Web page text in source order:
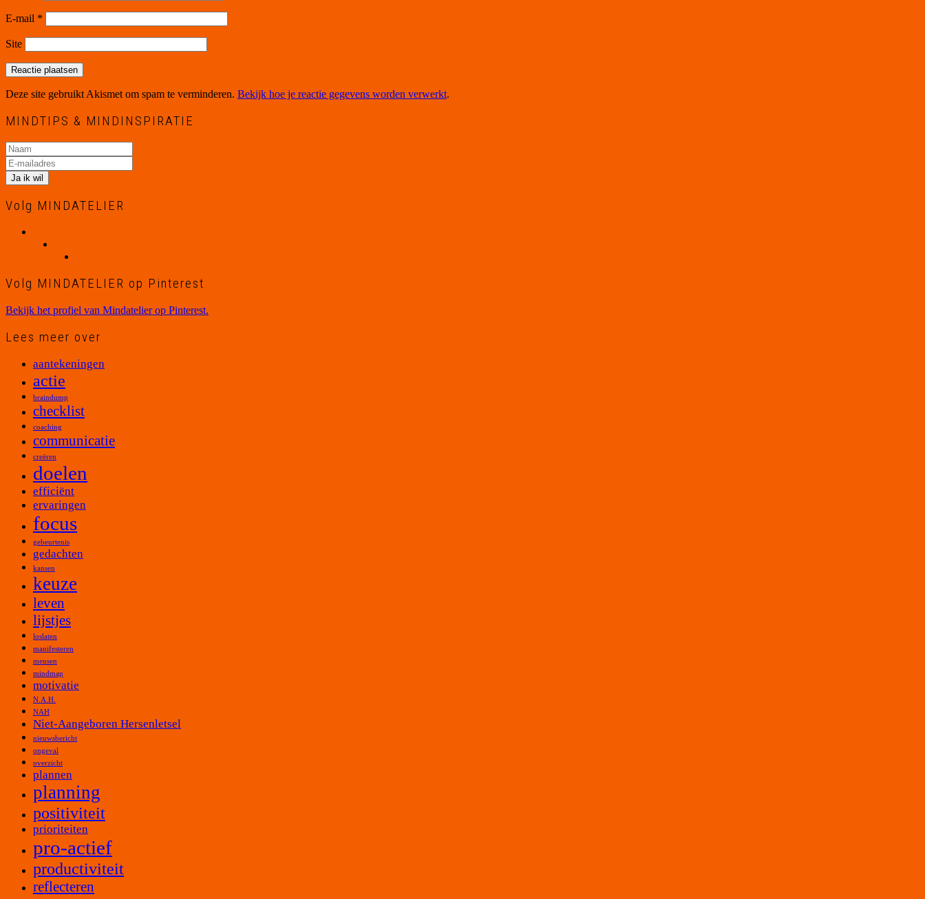
E-mail *
Site
Deze site gebruikt Akismet om spam te verminderen. Bekijk hoe je reactie gegevens worden verwerkt.
MINDTIPS & MINDINSPIRATIE
Volg MINDATELIER
Volg MINDATELIER op Pinterest
Bekijk het profiel van Mindatelier op Pinterest.
Lees meer over
aantekeningen
actie
braindump
checklist
coaching
communicatie
creëren
doelen
efficiënt
ervaringen
focus
gebeurtenis
gedachten
kansen
keuze
leven
lijstjes
loslaten
manifesteren
mensen
mindmap
motivatie
N.A.H.
NAH
Niet-Aangeboren Hersenletsel
nieuwsbericht
ongeval
overzicht
plannen
planning
positiviteit
prioriteiten
pro-actief
productiviteit
reflecteren